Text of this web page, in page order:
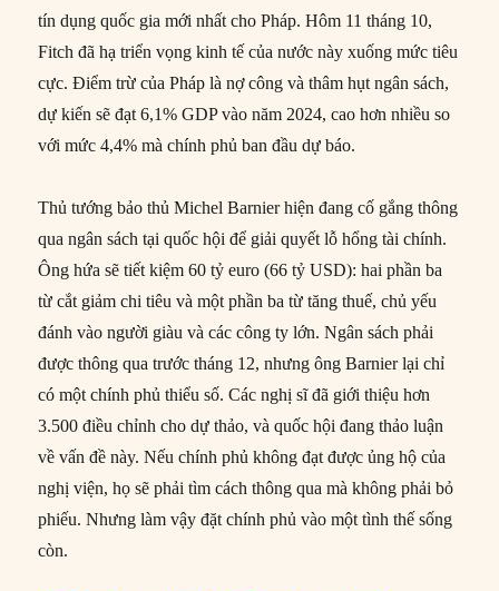
tín dụng quốc gia mới nhất cho Pháp. Hôm 11 tháng 10,
Fitch đã hạ triển vọng kinh tế của nước này xuống mức tiêu
cực. Điểm trừ của Pháp là nợ công và thâm hụt ngân sách,
dự kiến sẽ đạt 6,1% GDP vào năm 2024, cao hơn nhiều so
với mức 4,4% mà chính phủ ban đầu dự báo.
Thủ tướng bảo thủ Michel Barnier hiện đang cố gắng thông
qua ngân sách tại quốc hội để giải quyết lỗ hổng tài chính.
Ông hứa sẽ tiết kiệm 60 tỷ euro (66 tỷ USD): hai phần ba
từ cắt giảm chi tiêu và một phần ba từ tăng thuế, chủ yếu
đánh vào người giàu và các công ty lớn. Ngân sách phải
được thông qua trước tháng 12, nhưng ông Barnier lại chỉ
có một chính phủ thiểu số. Các nghị sĩ đã giới thiệu hơn
3.500 điều chỉnh cho dự thảo, và quốc hội đang thảo luận
về vấn đề này. Nếu chính phủ không đạt được ủng hộ của
nghị viện, họ sẽ phải tìm cách thông qua mà không phải bỏ
phiếu. Nhưng làm vậy đặt chính phủ vào một tình thế sống
còn.